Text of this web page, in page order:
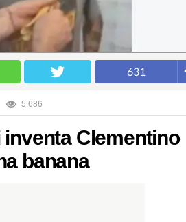
631
5.686
Clementino
banana